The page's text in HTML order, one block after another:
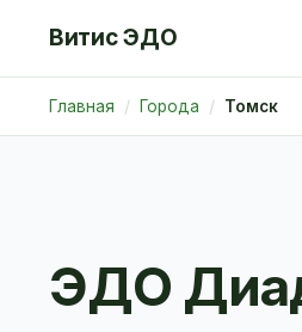
Витис ЭДО
Главная Города Томск
ЭДО